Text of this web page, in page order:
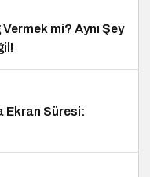
mi? Aynı Şey
Ekran Süresi: